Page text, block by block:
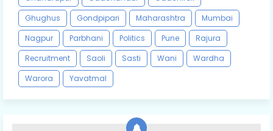
Ghughus
Gondpipari Maharashtra
Mumbai
Nagpur
Parbhani Politics Pune
Rajura
Recruitment
Saoli Sasti Wani
Wardha
Warora
Yavatmal